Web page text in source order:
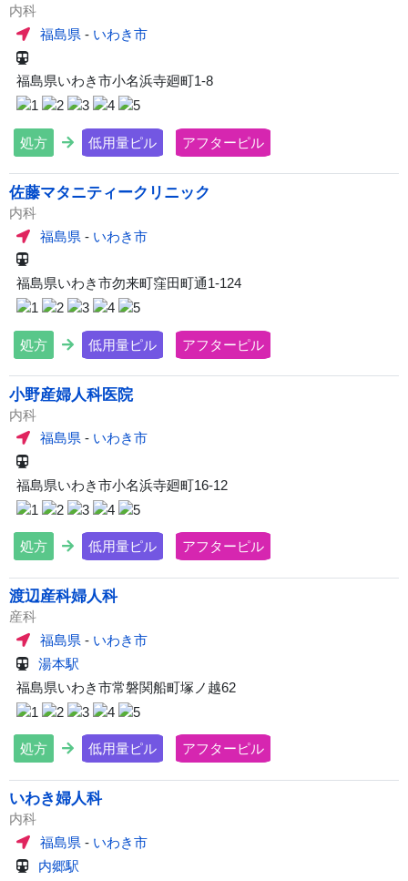
内科
福島県 - いわき市
福島県いわき市小名浜寺廻町1-8
処方 低用量ピル アフターピル
佐藤マタニティークリニック
内科
福島県 - いわき市
福島県いわき市勿来町窪田町通1-124
処方 低用量ピル アフターピル
小野産婦人科医院
内科
福島県 - いわき市
福島県いわき市小名浜寺廻町16-12
処方 低用量ピル アフターピル
渡辺産科婦人科
産科
福島県 - いわき市
湯本駅
福島県いわき市常磐関船町塚ノ越62
処方 低用量ピル アフターピル
いわき婦人科
内科
福島県 - いわき市
内郷駅